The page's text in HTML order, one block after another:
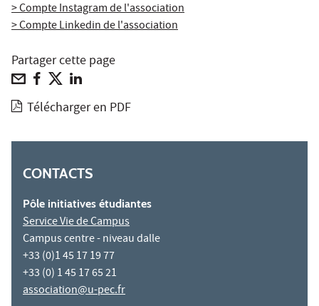
> Compte Instagram de l'association
> Compte Linkedin de l'association
Partager cette page
Télécharger en PDF
CONTACTS
Pôle initiatives étudiantes
Service Vie de Campus
Campus centre - niveau dalle
+33 (0)1 45 17 19 77
+33 (0) 1 45 17 65 21
association@u-pec.fr